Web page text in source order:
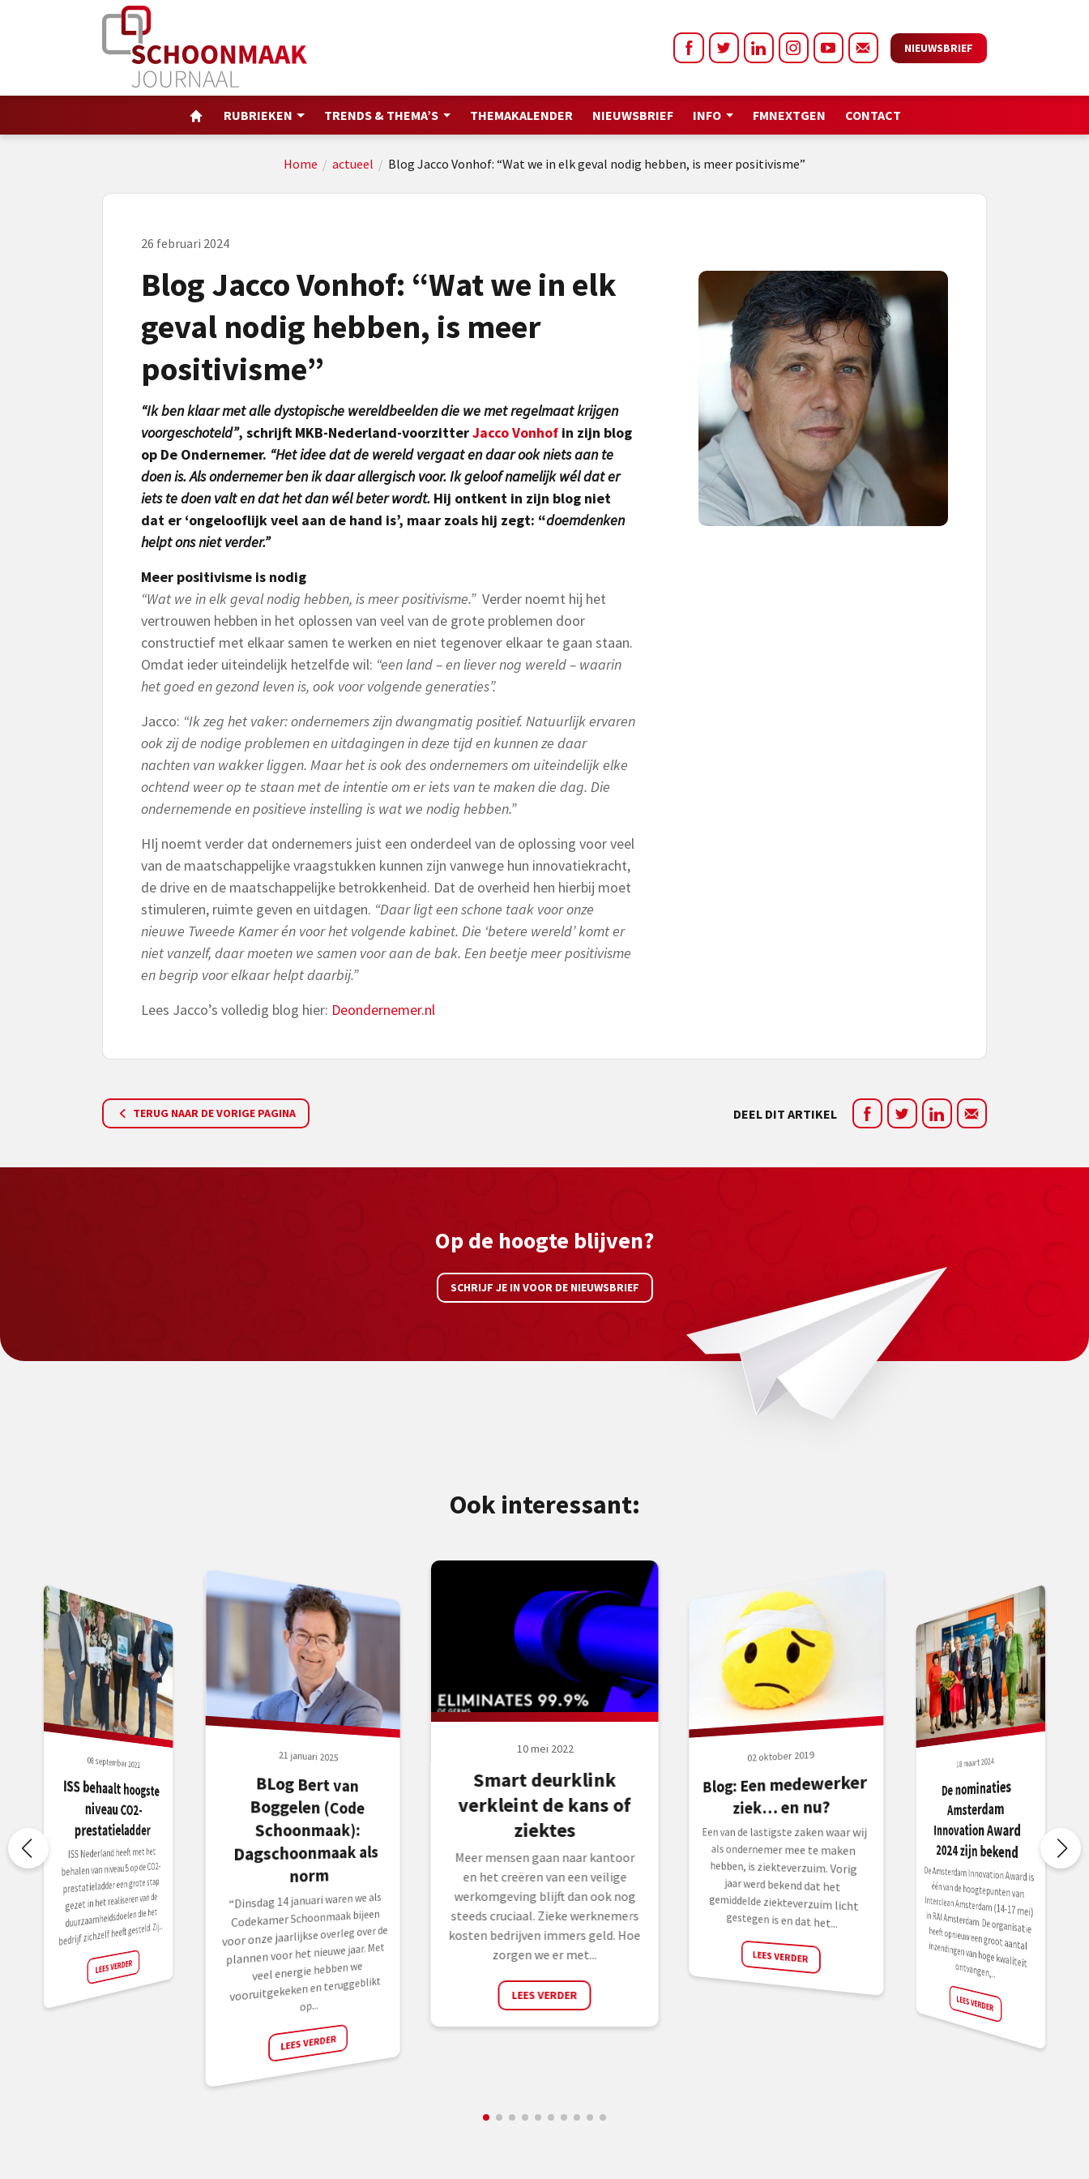
NIEUWSBRIEF
RUBRIEKEN TRENDS & THEMA’S THEMAKALENDER NIEUWSBRIEF INFO FMNEXTGEN CONTACT
Home / actueel / Blog Jacco Vonhof: “Wat we in elk geval nodig hebben, is meer positivisme”
26 februari 2024
Blog Jacco Vonhof: “Wat we in elk
geval nodig hebben, is meer
positivisme”
“Ik ben klaar met alle dystopische wereldbeelden die we met regelmaat krijgen
voorgeschoteld”, schrijft MKB-Nederland-voorzitterJacco Vonhof in zijn blog
op De Ondernemer. “Het idee dat de wereld vergaat en daar ook niets aan te
doen is. Als ondernemer ben ik daar allergisch voor. Ik geloof namelijk wél dat er
iets te doen valt en dat het dan wél beter wordt. Hij ontkent in zijn blog niet
dat er ‘ongelooflijk veel aan de hand is’, maar zoals hij zegt: “doemdenken
helpt ons niet verder.”
Meer positivisme is nodig
“Wat we in elk geval nodig hebben, is meer positivisme.” Verder noemt hij het
vertrouwen hebben in het oplossen van veel van de grote problemen door
constructief met elkaar samen te werken en niet tegenover elkaar te gaan staan.
Omdat ieder uiteindelijk hetzelfde wil: “een land – en liever nog wereld – waarin
het goed en gezond leven is, ook voor volgende generaties”.
Jacco: “Ik zeg het vaker: ondernemers zijn dwangmatig positief. Natuurlijk ervaren
ook zij de nodige problemen en uitdagingen in deze tijd en kunnen ze daar
nachten van wakker liggen. Maar het is ook des ondernemers om uiteindelijk elke
ochtend weer op te staan met de intentie om er iets van te maken die dag. Die
ondernemende en positieve instelling is wat we nodig hebben.”
HIj noemt verder dat ondernemers juist een onderdeel van de oplossing voor veel
van de maatschappelijke vraagstukken kunnen zijn vanwege hun innovatiekracht,
de drive en de maatschappelijke betrokkenheid. Dat de overheid hen hierbij moet
stimuleren, ruimte geven en uitdagen. “Daar ligt een schone taak voor onze
nieuwe Tweede Kamer én voor het volgende kabinet. Die ‘betere wereld’ komt er
niet vanzelf, daar moeten we samen voor aan de bak. Een beetje meer positivisme
en begrip voor elkaar helpt daarbij.”
Lees Jacco’s volledig blog hier: Deondernemer.nl
TERUG NAAR DE VORIGE PAGINA DEEL DIT ARTIKEL
Op de hoogte blijven?
SCHRIJF JE IN VOOR DE NIEUWSBRIEF
Ook interessant:
08 september 2022
ISS behaalt hoogste
niveau CO2-
prestatieladder
ISS Nederland heeft met het
behalen van niveau 5 op de CO2-
prestatieladder een grote stap
gezet in het realiseren van de
duurzaamheidsdoelen die het
bedrijf zichzelf heeft gesteld. Zij...
LEES VERDER
21 januari 2025
BLog Bert van
Boggelen (Code
Schoonmaak):
Dagschoonmaak als
norm
“Dinsdag 14 januari waren we als
Codekamer Schoonmaak bijeen
voor onze jaarlijkse overleg over de
plannen voor het nieuwe jaar. Met
veel energie hebben we
vooruitgekeken en teruggeblikt
op...
LEES VERDER
10 mei 2022
Smart deurklink
verkleint de kans of
ziektes
Meer mensen gaan naar kantoor
en het creëren van een veilige
werkomgeving blijft dan ook nog
steeds cruciaal. Zieke werknemers
kosten bedrijven immers geld. Hoe
zorgen we er met...
LEES VERDER
02 oktober 2019
Blog: Een medewerker
ziek… en nu?
Een van de lastigste zaken waar wij
als ondernemer mee te maken
hebben, is ziekteverzuim. Vorig
jaar werd bekend dat het
gemiddelde ziekteverzuim licht
gestegen is en dat het...
LEES VERDER
18 maart 2024
De nominaties
Amsterdam
Innovation Award
2024 zijn bekend
De Amsterdam Innovation Award is
één van de hoogtepunten van
Interclean Amsterdam (14-17 mei)
in RAI Amsterdam. De organisatie
heeft opnieuw een groot aantal inzendingen van hoge kwaliteit
ontvangen,...
LEES VERDER